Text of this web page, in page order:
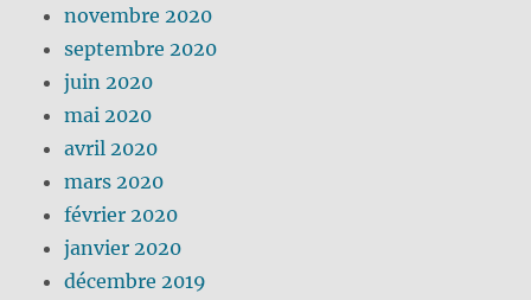
novembre 2020
septembre 2020
juin 2020
mai 2020
avril 2020
mars 2020
février 2020
janvier 2020
décembre 2019